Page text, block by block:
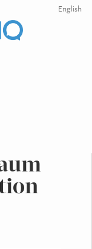
English